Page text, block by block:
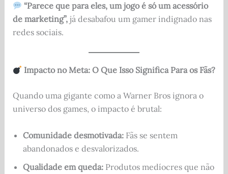
“Parece que para eles, um jogo é só um acessório
de marketing”,já desabafou um gamer indignado nas
redes sociais.
Impacto no Meta: O Que Isso Significa Para os Fãs?
Quando uma gigante como a Warner Bros ignora o
universo dos games, o impacto é brutal:
Comunidade desmotivada:Fãs se sentem
abandonados e desvalorizados.
Qualidade em queda:Produtos medíocres que não